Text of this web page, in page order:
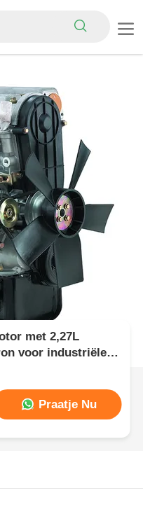
met 2,27L
voor industriële
Praatje Nu